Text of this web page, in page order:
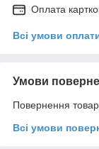
Оплата
Всі умови
Умови
Повернення
Всі умови